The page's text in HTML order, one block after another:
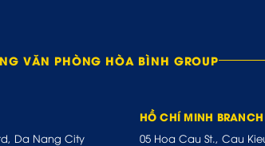
VĂN PHÒNG HÒA BÌNH GROUP
Da Nang City
HỒ CHÍ MINH BRANCH
05 Hoa Cau St., Cau